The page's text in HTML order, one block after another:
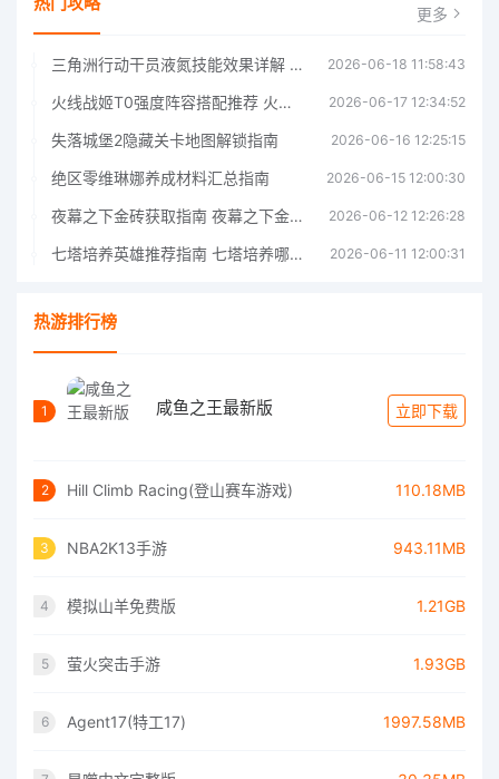
更多
三角洲行动干员液氮技能效果详解 三角洲行动干员液氮技能介绍 2026-06-18 11:58:43
火线战姬T0强度阵容搭配推荐 火线战姬T0强度阵容哪个好 2026-06-17 12:34:52
失落城堡2隐藏关卡地图解锁指南 2026-06-16 12:25:15
绝区零维琳娜养成材料汇总指南 2026-06-15 12:00:30
夜幕之下金砖获取指南 夜幕之下金砖获取方法 2026-06-12 12:26:28
七塔培养英雄推荐指南 七塔培养哪个英雄好 2026-06-11 12:00:31
热游排行榜
1 咸鱼之王最新版 立即下载
2 Hill Climb Racing(登山赛车游戏) 110.18MB
3 NBA2K13手游 943.11MB
4 模拟山羊免费版 1.21GB
5 萤火突击手游 1.93GB
6 Agent17(特工17) 1997.58MB